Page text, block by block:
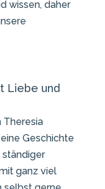
wissen, daher
Liebe und
Theresia
Geschichte
ganz viel